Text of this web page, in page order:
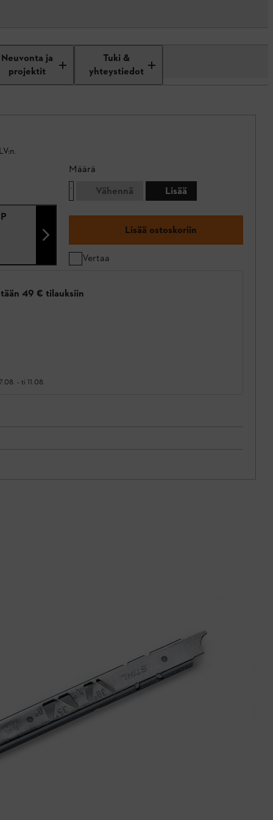
Neuvonta ja
projektit
Tuki &
yhteystiedot
Määrä
Vähennä
Lisää
Lisää ostoskoriin
Vertaa
49 € tilauksiin
- ti 11.08.